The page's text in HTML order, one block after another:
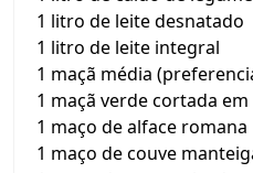
1 litro de leite desnatado
1 litro de leite integral
1 maçã média
1 maçã verde cortada
1 maço de alface romana
1 maço de couve